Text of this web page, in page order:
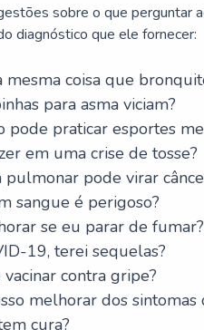
sobre o que perguntar
diagnóstico que ele fornecer:
mesma coisa que
para asma viciam?
pode praticar esportes
em uma crise de tosse?
pulmonar pode virar
sangue é perigoso?
se eu parar de fumar?
19, terei sequelas?
contra gripe?
melhorar dos sintomas
cura?